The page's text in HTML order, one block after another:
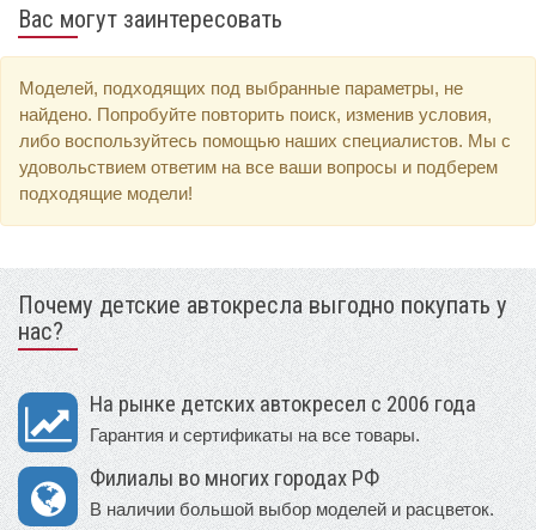
Вас могут заинтересовать
Моделей, подходящих под выбранные параметры, не
найдено. Попробуйте повторить поиск, изменив условия,
либо воспользуйтесь помощью наших специалистов. Мы с
удовольствием ответим на все ваши вопросы и подберем
подходящие модели!
Почему детские автокресла выгодно покупать у
нас?
На рынке детских автокресел с 2006 года
Гарантия и сертификаты на все товары.
Филиалы во многих городах РФ
В наличии большой выбор моделей и расцветок.